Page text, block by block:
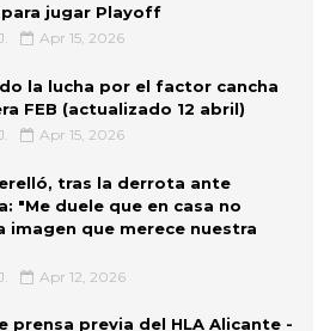
jugar Playoff
Apr 15, 2026
la lucha por el factor cancha
FEB (actualizado 12 abril)
Apr 15, 2026
tras la derrota ante
"Me duele que en casa no
imagen que merece nuestra
Apr 12, 2026
prensa previa del HLA Alicante -